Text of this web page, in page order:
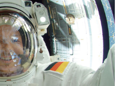
4.0, Energie und Mobilität
ist unter den
der wichtigste Partner
beteiligten
Russland, Japan und